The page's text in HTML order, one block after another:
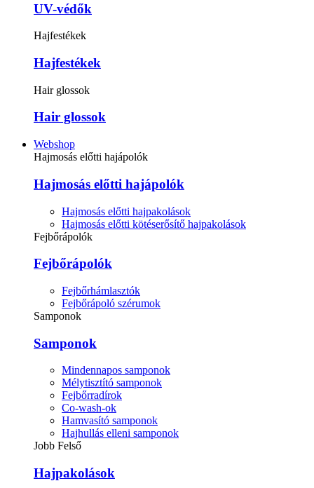
UV-védők
Hajfestékek
Hajfestékek
Hair glossok
Hair glossok
Webshop
Hajmosás előtti hajápolók
Hajmosás előtti hajápolók
Hajmosás előtti hajpakolások
Hajmosás előtti kötéserősítő hajpakolások
Fejbőrápolók
Fejbőrápolók
Fejbőrhámlasztók
Fejbőrápoló szérumok
Samponok
Samponok
Mindennapos samponok
Mélytisztító samponok
Fejbőrradírok
Co-wash-ok
Hamvasító samponok
Hajhullás elleni samponok
Jobb Felső
Hajpakolások